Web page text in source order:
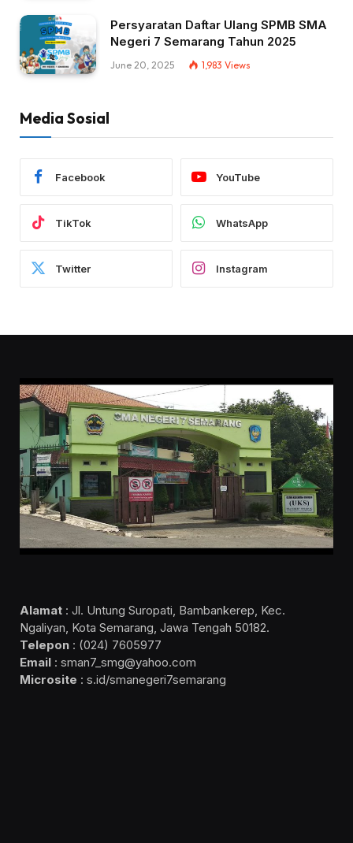
Persyaratan Daftar Ulang SPMB SMA
Negeri 7 Semarang Tahun 2025
June 20, 2025 1,983 Views
Media Sosial
Facebook YouTube
TikTok WhatsApp
Twitter Instagram
Alamat : Jl. Untung Suropati, Bambankerep, Kec.
Ngaliyan, Kota Semarang, Jawa Tengah 50182.
Telepon : (024) 7605977
Email : sman7_smg@yahoo.com
Microsite : s.id/smanegeri7semarang